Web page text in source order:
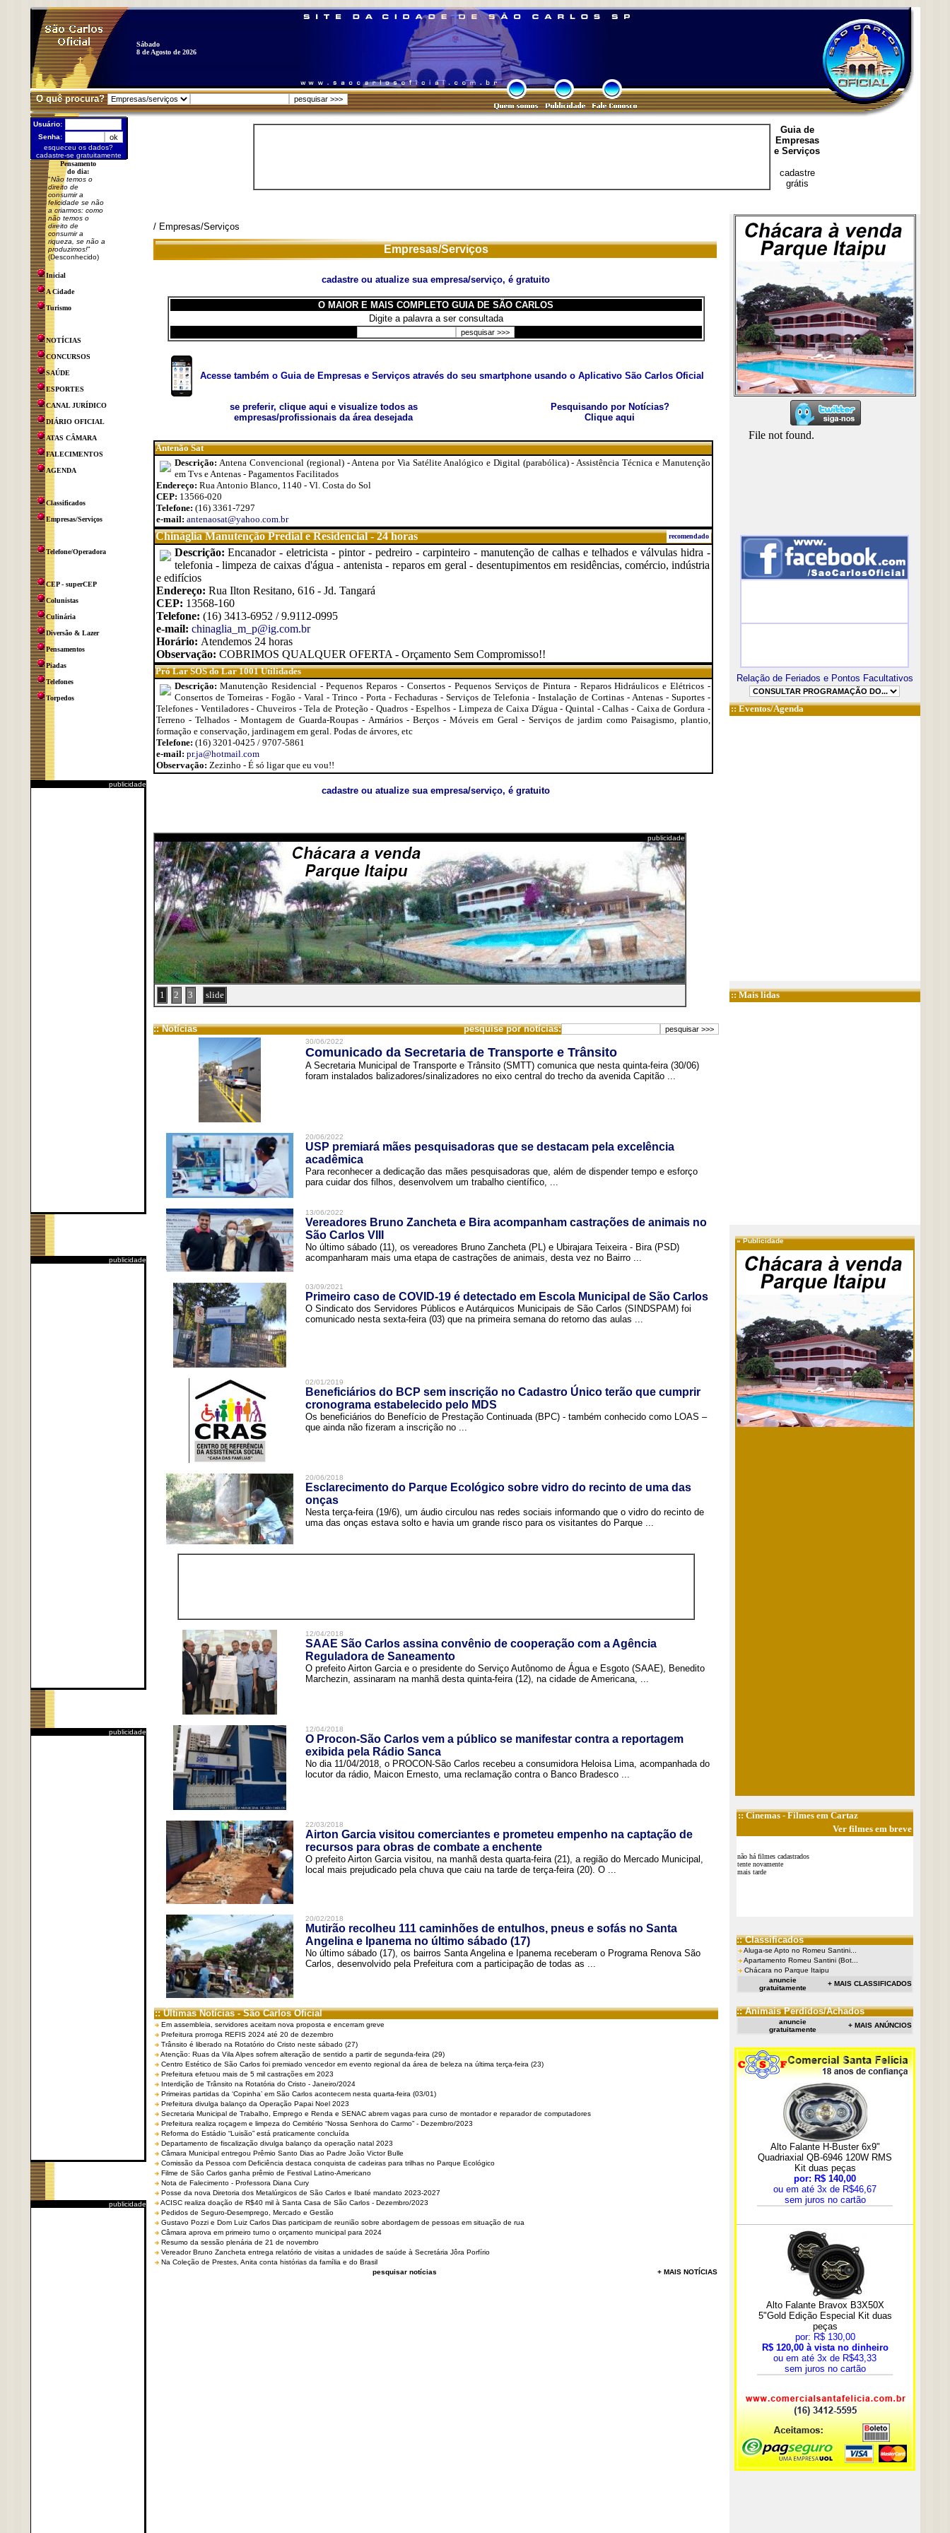
Sábado
8 de Agosto de 2026
O quê procura?
Usuário:
Senha:
esqueceu os dados?
cadastre-se gratuitamente
Pensamento
do dia:
"Não temos o
direito de
consumir a
felicidade se não
a criarmos: como
não temos o
direito de
consumir a
riqueza, se não a
produzimos!"
(Desconhecido)
Inicial
A Cidade
Turismo
NOTÍCIAS
CONCURSOS
SAÚDE
ESPORTES
CANAL JURÍDICO
DIÁRIO OFICIAL
ATAS CÂMARA
FALECIMENTOS
AGENDA
Classificados
Empresas/Serviços
Telefone/Operadora
CEP - superCEP
Colunistas
Culinária
Diversão & Lazer
Pensamentos
Piadas
Telefones
Torpedos
publicidade
publicidade
publicidade
publicidade
Guia de
Empresas
e Serviços
cadastre
grátis
/ Empresas/Serviços
Empresas/Serviços
cadastre ou atualize sua empresa/serviço, é gratuito
O MAIOR E MAIS COMPLETO GUIA DE SÃO CARLOS
Digite a palavra a ser consultada
Acesse também o Guia de Empresas e Serviços através do seu smartphone usando o Aplicativo São Carlos Oficial
se preferir, clique aqui e visualize todos as
empresas/profissionais da área desejada
Pesquisando por Notícias?
Clique aqui
Antenão Sat
Descrição:Antena Convencional (regional) - Antena por Via Satélite Analógico e Digital (parabólica) - Assistência Técnica e Manutenção
em Tvs e Antenas - Pagamentos Facilitados
Endereço: Rua Antonio Blanco, 1140 - Vl. Costa do Sol
CEP: 13566-020
Telefone: (16) 3361-7297
e-mail: antenaosat@yahoo.com.br
Chináglia Manutenção Predial e Residencial - 24 horas recomendado
Descrição:Encanador - eletricista - pintor - pedreiro - carpinteiro - manutenção de calhas e telhados e válvulas hidra -
telefonia - limpeza de caixas d'água - antenista - reparos em geral - desentupimentos em residências, comércio, indústria
e edifícios
Endereço: Rua Ilton Resitano, 616 - Jd. Tangará
CEP: 13568-160
Telefone: (16) 3413-6952 / 9.9112-0995
e-mail: chinaglia_m_p@ig.com.br
Horário: Atendemos 24 horas
Observação: COBRIMOS QUALQUER OFERTA - Orçamento Sem Compromisso!!
Pró Lar SOS do Lar 1001 Utilidades
Descrição:Manutenção Residencial - Pequenos Reparos - Consertos - Pequenos Serviços de Pintura - Reparos Hidráulicos e Elétricos -
Consertos de Torneiras - Fogão - Varal - Trinco - Porta - Fechaduras - Serviços de Telefonia - Instalação de Cortinas - Antenas - Suportes -
Telefones - Ventiladores - Chuveiros - Tela de Proteção - Quadros - Espelhos - Limpeza de Caixa D'água - Quintal - Calhas - Caixa de Gordura -
Terreno - Telhados - Montagem de Guarda-Roupas - Armários - Berços - Móveis em Geral - Serviços de jardim como Paisagismo, plantio,
formação e conservação, jardinagem em geral. Podas de árvores, etc
Telefone: (16) 3201-0425 / 9707-5861
e-mail: pr.ja@hotmail.com
Observação: Zezinho - É só ligar que eu vou!!
cadastre ou atualize sua empresa/serviço, é gratuito
publicidade
1 2 3 slide
:: Notícias pesquise por notícias:
30/06/2022
Comunicado da Secretaria de Transporte e Trânsito
A Secretaria Municipal de Transporte e Trânsito (SMTT) comunica que nesta quinta-feira (30/06)
foram instalados balizadores/sinalizadores no eixo central do trecho da avenida Capitão ...
20/06/2022
USP premiará mães pesquisadoras que se destacam pela excelência
acadêmica
Para reconhecer a dedicação das mães pesquisadoras que, além de dispender tempo e esforço
para cuidar dos filhos, desenvolvem um trabalho científico, ...
13/06/2022
Vereadores Bruno Zancheta e Bira acompanham castrações de animais no
São Carlos VIII
No último sábado (11), os vereadores Bruno Zancheta (PL) e Ubirajara Teixeira - Bira (PSD)
acompanharam mais uma etapa de castrações de animais, desta vez no Bairro ...
03/09/2021
Primeiro caso de COVID-19 é detectado em Escola Municipal de São Carlos
O Sindicato dos Servidores Públicos e Autárquicos Municipais de São Carlos (SINDSPAM) foi
comunicado nesta sexta-feira (03) que na primeira semana do retorno das aulas ...
02/01/2019
Beneficiários do BCP sem inscrição no Cadastro Único terão que cumprir
cronograma estabelecido pelo MDS
Os beneficiários do Benefício de Prestação Continuada (BPC) - também conhecido como LOAS –
que ainda não fizeram a inscrição no ...
20/06/2018
Esclarecimento do Parque Ecológico sobre vidro do recinto de uma das
onças
Nesta terça-feira (19/6), um áudio circulou nas redes sociais informando que o vidro do recinto de
uma das onças estava solto e havia um grande risco para os visitantes do Parque ...
12/04/2018
SAAE São Carlos assina convênio de cooperação com a Agência
Reguladora de Saneamento
O prefeito Airton Garcia e o presidente do Serviço Autônomo de Água e Esgoto (SAAE), Benedito
Marchezin, assinaram na manhã desta quinta-feira (12), na cidade de Americana, ...
12/04/2018
O Procon-São Carlos vem a público se manifestar contra a reportagem
exibida pela Rádio Sanca
No dia 11/04/2018, o PROCON-São Carlos recebeu a consumidora Heloisa Lima, acompanhada do
locutor da rádio, Maicon Ernesto, uma reclamação contra o Banco Bradesco ...
22/03/2018
Airton Garcia visitou comerciantes e prometeu empenho na captação de
recursos para obras de combate a enchente
O prefeito Airton Garcia visitou, na manhã desta quarta-feira (21), a região do Mercado Municipal,
local mais prejudicado pela chuva que caiu na tarde de terça-feira (20). O ...
20/02/2018
Mutirão recolheu 111 caminhões de entulhos, pneus e sofás no Santa
Angelina e Ipanema no último sábado (17)
No último sábado (17), os bairros Santa Angelina e Ipanema receberam o Programa Renova São
Carlos, desenvolvido pela Prefeitura com a participação de todas as ...
:: Últimas Notícias - São Carlos Oficial
Em assembleia, servidores aceitam nova proposta e encerram greve
Prefeitura prorroga REFIS 2024 até 20 de dezembro
Trânsito é liberado na Rotatório do Cristo neste sábado (27)
Atenção: Ruas da Vila Alpes sofrem alteração de sentido a partir de segunda-feira (29)
Centro Estético de São Carlos foi premiado vencedor em evento regional da área de beleza na última terça-feira (23)
Prefeitura efetuou mais de 5 mil castrações em 2023
Interdição de Trânsito na Rotatória do Cristo - Janeiro/2024
Primeiras partidas da ‘Copinha’ em São Carlos acontecem nesta quarta-feira (03/01)
Prefeitura divulga balanço da Operação Papai Noel 2023
Secretaria Municipal de Trabalho, Emprego e Renda e SENAC abrem vagas para curso de montador e reparador de computadores
Prefeitura realiza roçagem e limpeza do Cemitério “Nossa Senhora do Carmo” - Dezembro/2023
Reforma do Estádio “Luisão” está praticamente concluída
Departamento de fiscalização divulga balanço da operação natal 2023
Câmara Municipal entregou Prêmio Santo Dias ao Padre João Victor Bulle
Comissão da Pessoa com Deficiência destaca conquista de cadeiras para trilhas no Parque Ecológico
Filme de São Carlos ganha prêmio de Festival Latino-Americano
Nota de Falecimento - Professora Diana Cury
Posse da nova Diretoria dos Metalúrgicos de São Carlos e Ibaté mandato 2023-2027
ACISC realiza doação de R$40 mil à Santa Casa de São Carlos - Dezembro/2023
Pedidos de Seguro-Desemprego, Mercado e Gestão
Gustavo Pozzi e Dom Luiz Carlos Dias participam de reunião sobre abordagem de pessoas em situação de rua
Câmara aprova em primeiro turno o orçamento municipal para 2024
Resumo da sessão plenária de 21 de novembro
Vereador Bruno Zancheta entrega relatório de visitas a unidades de saúde à Secretária Jôra Porfírio
Na Coleção de Prestes, Anita conta histórias da família e do Brasil
pesquisar notícias
+ MAIS NOTÍCIAS
Relação de Feriados e Pontos Facultativos
::Eventos/Agenda
:: Mais lidas
»Publicidade
::Cinemas- Filmes em Cartaz
Ver filmes em breve
não há filmes cadastrados
tente novamente
mais tarde
:: Classificados
Aluga-se Apto no Romeu Santini...
Apartamento Romeu Santini (Bot...
Chácara no Parque Itaipu
anuncie
gratuitamente
+ MAIS CLASSIFICADOS
:: Animais Perdidos/Achados
anuncie
gratuitamente
+ MAIS ANÚNCIOS